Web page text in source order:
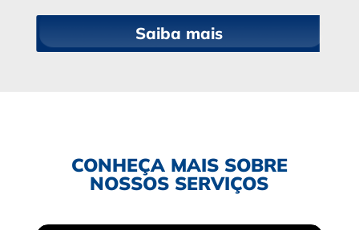
Saiba mais
CONHEÇA MAIS SOBRE
NOSSOS SERVIÇOS